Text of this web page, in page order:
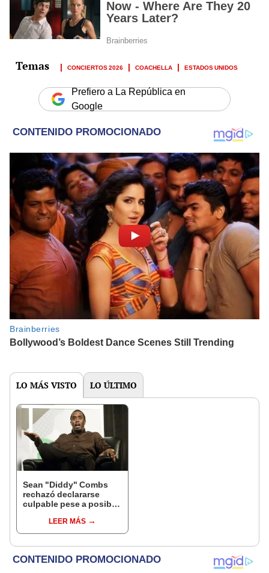
CONCIERTOS 2026 COACHELLA ESTADOS UNIDOS
Prefiero a La República en
Google
LO MÁS VISTO LO ÚLTIMO
Sean "Diddy" Combs
rechazó declararse
culpable pese a posible
días del juicio por
tráfico sexual
LEER MÁS